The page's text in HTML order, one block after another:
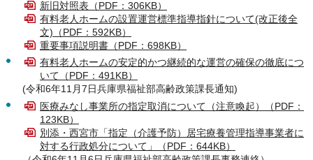
新旧対照表（PDF：306KB）
有料老人ホームの設置運営標準指導指針について(改正後全
文)（PDF：592KB）
重要事項説明書（PDF：698KB）
有料老人ホームの安定的かつ継続的な運営の確保の徹底につ
いて（PDF：491KB）
(令和6年11月7日兵庫県福祉部高齢政策課長通知)
医療みなし事業所の指定取消について（注意喚起）（PDF：
123KB）
別添・西宮市「指定（介護予防）居宅療養管理指導事業者に
対する行政処分について」（PDF：644KB）